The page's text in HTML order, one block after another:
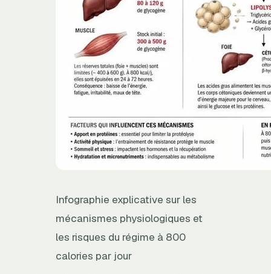
Infographie explicative sur les
mécanismes physiologiques et
les risques du régime à 800
calories par jour